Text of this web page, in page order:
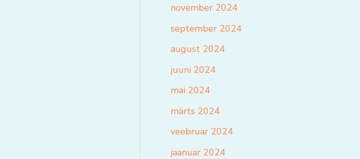
november 2024
september 2024
august 2024
juuni 2024
mai 2024
märts 2024
veebruar 2024
jaanuar 2024